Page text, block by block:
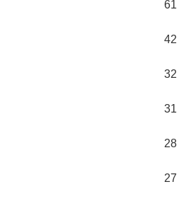
61
42
32
31
28
27